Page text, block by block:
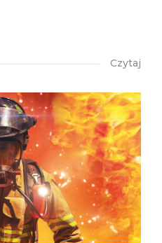
Czytaj